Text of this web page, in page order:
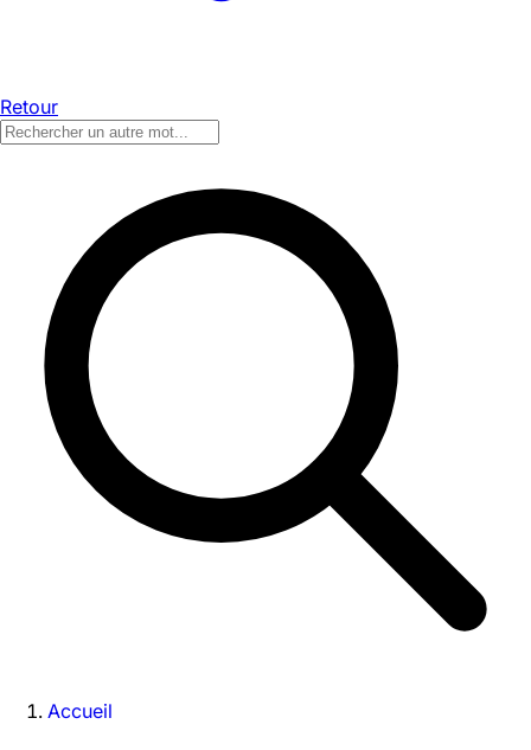
Retour
Accueil